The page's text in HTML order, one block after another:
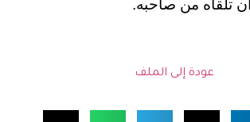
تلقاه من صاحبه.
عودة إلى الملف